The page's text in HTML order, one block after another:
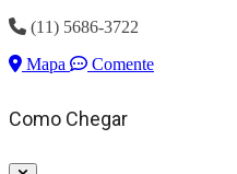
(11) 5686-3722
Mapa
Comente
Como Chegar